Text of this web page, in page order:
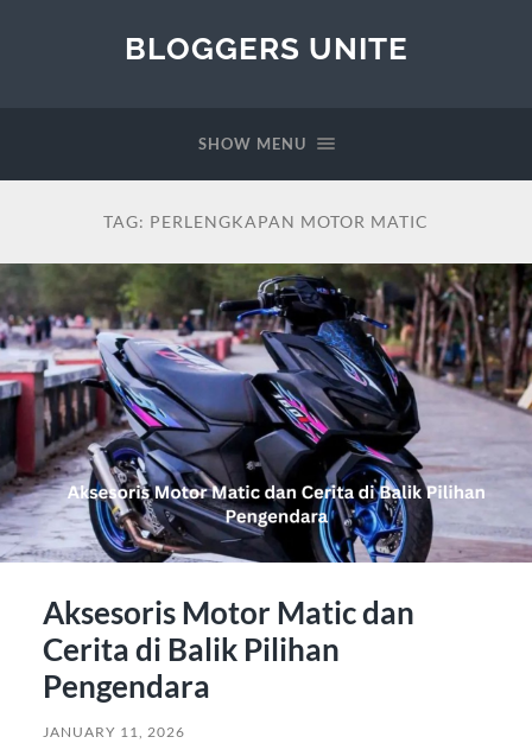
BLOGGERS UNITE
SHOW MENU
TAG: PERLENGKAPAN MOTOR MATIC
Aksesoris Motor Matic dan
Cerita di Balik Pilihan
Pengendara
JANUARY 11, 2026